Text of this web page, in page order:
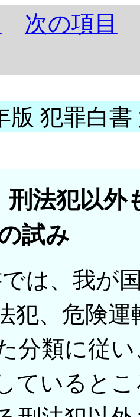
次の項目
版 犯罪白
法犯以外
試み
は、我が
犯、危険
分類に従
ていると